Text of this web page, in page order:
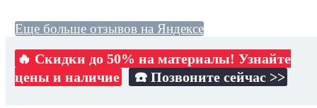
Еще больше отзывов на Яндексе
🔥 Скидки до 50% на материалы! Узнайте
цены и наличие
☎️ Позвоните сейчас >>